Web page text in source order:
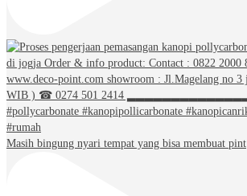
Masih bingung nyari tempat yang bisa membuat pint